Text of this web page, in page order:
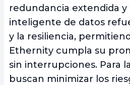
redundancia extendida
inteligente de datos
y la resiliencia,
Ethernity cumpla su
sin interrupciones. Para
buscan minimizar los